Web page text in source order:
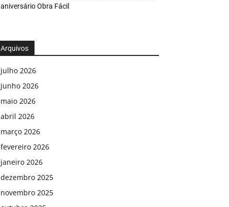
aniversário Obra Fácil
Arquivos
julho 2026
junho 2026
maio 2026
abril 2026
março 2026
fevereiro 2026
janeiro 2026
dezembro 2025
novembro 2025